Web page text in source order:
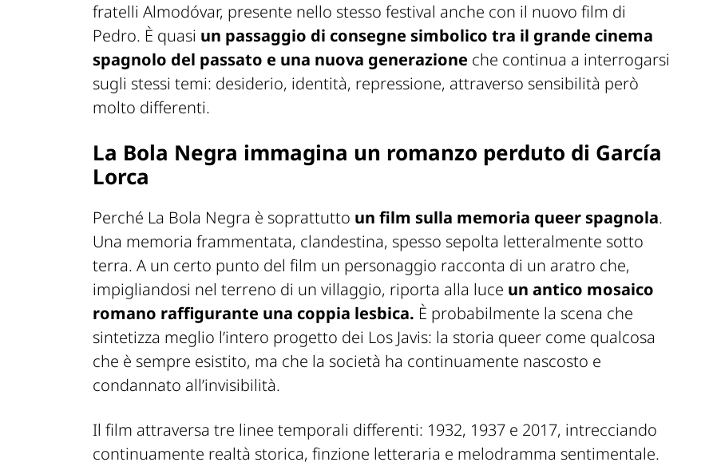
fratelli Almodóvar, presente nello stesso festival anche con il nuovo film di
Pedro. È quasi un passaggio di consegne simbolico tra il grande cinema
spagnolo del passato e una nuova generazione che continua a interrogarsi
sugli stessi temi: desiderio, identità, repressione, attraverso sensibilità però
molto differenti.
La Bola Negra immagina un romanzo perduto di García
Lorca
Perché La Bola Negra è soprattutto un film sulla memoria queer spagnola.
Una memoria frammentata, clandestina, spesso sepolta letteralmente sotto
terra. A un certo punto del film un personaggio racconta di un aratro che,
impigliandosi nel terreno di un villaggio, riporta alla luce un antico mosaico
romano raffigurante una coppia lesbica. È probabilmente la scena che
sintetizza meglio l’intero progetto dei Los Javis: la storia queer come qualcosa
che è sempre esistito, ma che la società ha continuamente nascosto e
condannato all’invisibilità.
Il film attraversa tre linee temporali differenti: 1932, 1937 e 2017, intrecciando
continuamente realtà storica, finzione letteraria e melodramma sentimentale.